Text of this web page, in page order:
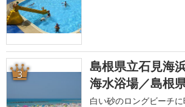
3
島根県立石見海
海水浴場／島根
白い砂のロングビーチ